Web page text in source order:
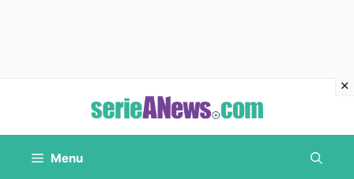
contenuto
Menu